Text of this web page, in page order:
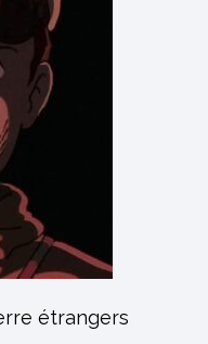
étrangers